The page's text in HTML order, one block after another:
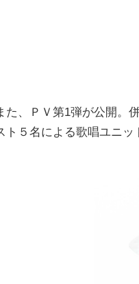
、ＰＶ第1弾が公開。
ト５名による歌唱ユニッ